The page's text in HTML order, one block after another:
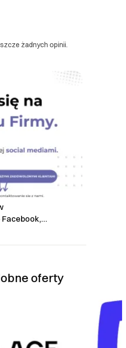
żadnych opinii.
Facebook,
oferty